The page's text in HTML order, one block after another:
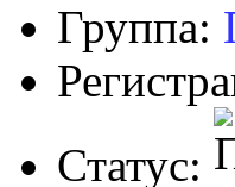
Группа:
Статус: